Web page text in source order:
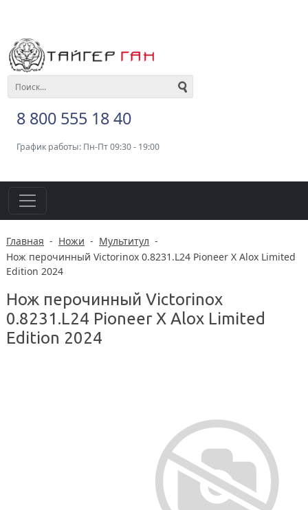
8 800 555 18 40
График работы: Пн-Пт 09:30 - 19:00
Главная - Ножи - Мультитул -
Нож перочинный Victorinox 0.8231.L24 Pioneer X Alox Limited
Edition 2024
Нож перочинный Victorinox
0.8231.L24 Pioneer X Alox Limited
Edition 2024